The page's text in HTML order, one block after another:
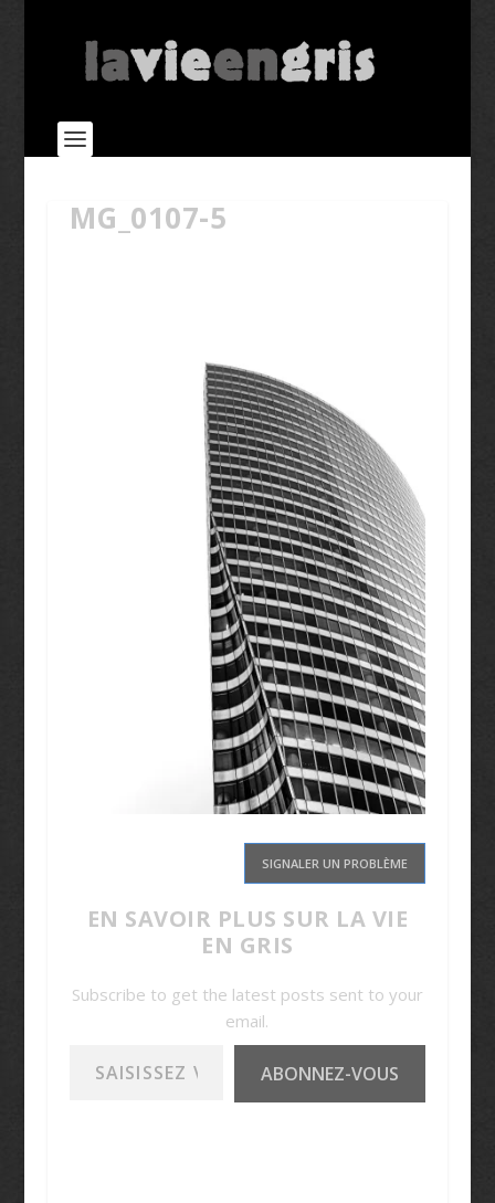
MG_0107-5
SIGNALER UN PROBLÈME
EN SAVOIR PLUS SUR LA VIE
EN GRIS
Subscribe to get the latest posts sent to your
email.
ABONNEZ-VOUS